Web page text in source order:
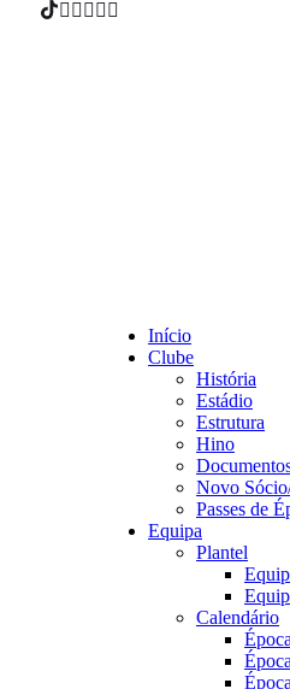
Início
Clube
História
Estádio
Estrutura
Hino
Novo
Passes de
Equipa
Plantel
Calendário